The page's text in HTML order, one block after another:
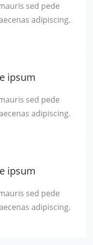
sed pede
adipiscing.
ipsum
sed pede
adipiscing.
ipsum
sed pede
adipiscing.